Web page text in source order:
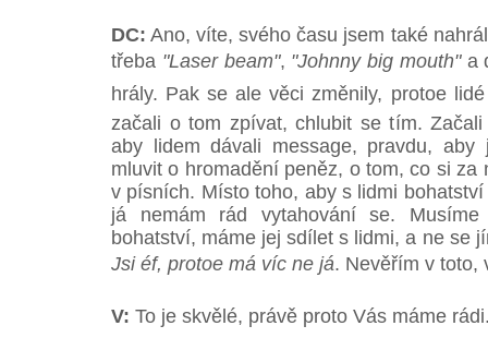
DC: Ano, víte, svého času jsem také
třeba "Laser beam", "Johnny big mouth"a
hrály. Pak se ale věci změnily, protoe
začali o tom zpívat, chlubit se tím.
aby lidem dávali message, pravdu,
mluvit o hromadění peněz, o tom, co si
v písních. Místo toho, aby s lidmi
já nemám rád vytahování se.
bohatství, máme jej sdílet s lidmi, a ne se
Jsi éf, protoe má víc ne já. Nevěřím v toto,
V: To je skvělé, právě proto Vás máme